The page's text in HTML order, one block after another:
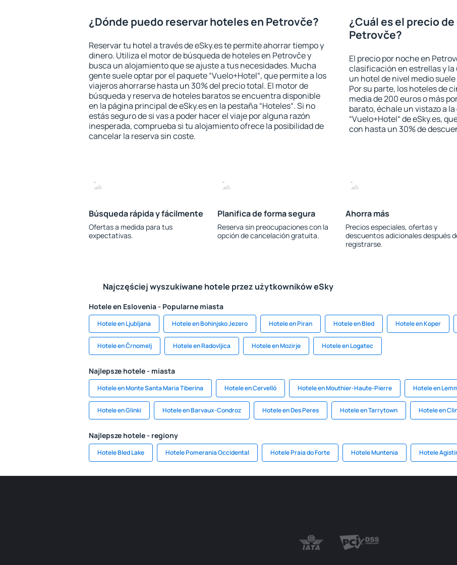
¿Dónde puedo reservar hoteles en Petrovče?
Reservar tu hotel a través de eSky.es te permite ahorrar tiempo y
dinero. Utiliza el motor de búsqueda de hoteles en Petrovče y
busca un alojamiento que se ajuste a tus necesidades. Mucha
gente suele optar por el paquete “Vuelo+Hotel“, que permite a los
viajeros ahorrarse hasta un 30% del precio total. El motor de
búsqueda y reserva de hoteles baratos se encuentra disponible
en la página principal de eSky.es en la pestaña “Hoteles“. Si no
estás seguro de si vas a poder hacer el viaje por alguna razón
inesperada, comprueba si tu alojamiento ofrece la posibilidad de
cancelar la reserva sin coste.
¿Cuál es el precio
Petrovče?
El precio por noche en
clasificación en estrellas y
un hotel de nivel medio
Por su parte, los hoteles de
media de 200 euros o más
barato, échale un vistazo a
“Vuelo+Hotel“ de eSky.es,
con hasta un 30% de
Búsqueda rápida y fácilmente
Ofertas a medida para tus
expectativas.
Planifica de forma segura
Reserva sin preocupaciones con la
opción de cancelación gratuita.
Ahorra más
Precios especiales, ofertas y
descuentos adicionales después
registrarse.
Najczęściej wyszukiwane hotele przez użytkowników eSky
Hotele en Eslovenia - Popularne miasta
Hotele en Ljubljana Hotele en Bohinjsko Jezero Hotele en Piran Hotele en Bled Hotele en Koper
Hotele en Črnomelj Hotele en Radovljica Hotele en Mozirje Hotele en Logatec
Najlepsze hotele - miasta
Hotele en Monte Santa Maria Tiberina Hotele en Cervelló Hotele en Mouthier-Haute-Pierre Hotele en
Hotele en Glinki Hotele en Barvaux-Condroz Hotele en Des Peres Hotele en Tarrytown Hotele en
Najlepsze hotele - regiony
Hotele Bled Lake Hotele Pomerania Occidental Hotele Praia do Forte Hotele Muntenia Hotele